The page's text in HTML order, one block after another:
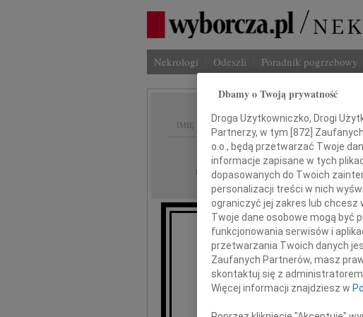
Nekrologi Odeszli Poradnik pogrzebowy
IMIĘ I NAZWISKO:
REGION: Warszawa
DATA EMISJI: 13.08.2009
Dbamy o Twoją prywatność
Droga Użytkowniczko, Drogi
Partnerzy, w tym [872]
o.o., będą przetwarzać Twoje
informacje zapisane w tych
dopasowanych do Twoich
personalizacji treści w nich
ograniczyć jej zakres lub chcesz
Twoje dane osobowe mogą być
funkcjonowania serwisów i
przetwarzania Twoich danych
Zaufanych Partnerów, masz
skontaktuj się z
Więcej informacji znajdziesz w